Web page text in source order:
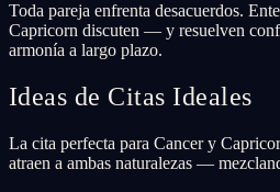
Toda pareja enfrenta desacuerdos.
Capricorn discuten — y resuelven
armonía a largo plazo.
Ideas de Citas Ideales
La cita perfecta para Cancer y
atraen a ambas naturalezas —